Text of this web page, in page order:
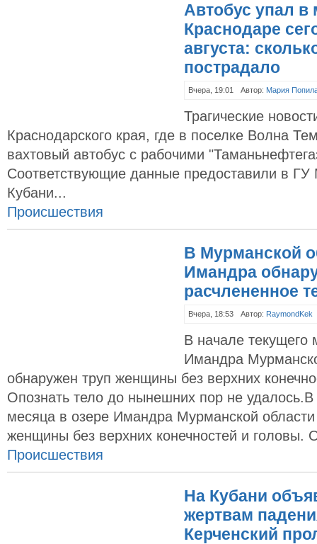
Автобус упал в
Краснодаре
августа:
пострадало
Вчера, 19:01 Автор: Мария
Трагические
Краснодарского края, где в поселке Волна
вахтовый автобус с рабочими
Соответствующие данные предоставили в
Кубани...
Происшествия
В Мурманской
Имандра
расчлененное
Вчера, 18:53 Автор: RaymondKek
В начале текущего
Имандра
обнаружен труп женщины без верхних
Опознать тело до нынешних пор не удалось.В
месяца в озере Имандра Мурманской
женщины без верхних конечностей и головы.
Происшествия
На Кубани
жертвам
Керченский